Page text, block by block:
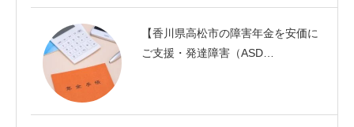
【香川県高松市の障害年金を安価に
ご支援・発達障害（ASD…